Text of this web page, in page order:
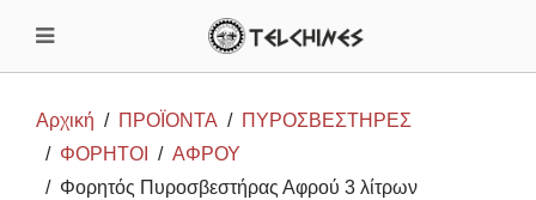
Αρχική ΠΡΟΪΟΝΤΑ
ΠΥΡΟΣΒΕΣΤΗΡΕΣ
ΦΟΡΗΤΟΙ
ΑΦΡΟΥ
Φορητός Πυροσβεστήρας Αφρού 3 λίτρων